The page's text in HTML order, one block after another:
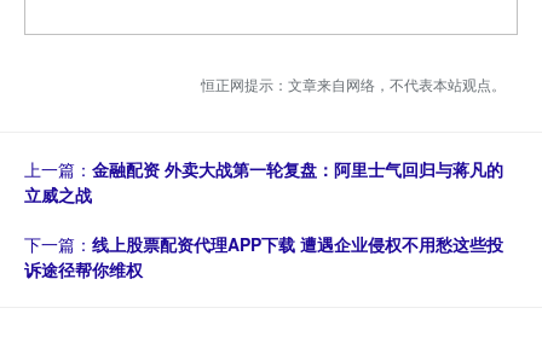
恒正网提示：文章来自网络，不代表本站观点。
上一篇： 金融配资 外卖大战第一轮复盘：阿里士气回归与蒋凡的
立威之战
下一篇： 线上股票配资代理APP下载 遭遇企业侵权不用愁这些投
诉途径帮你维权